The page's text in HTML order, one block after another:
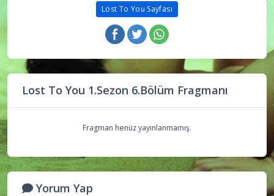
Lost To You Sayfası
Lost To You 1.Sezon 6.Bölüm Fragmanı
Fragman henüz yayınlanmamış.
Yorum Yap